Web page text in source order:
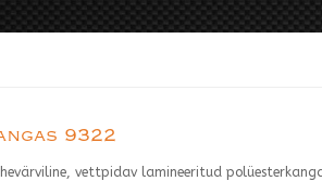
9322
vettpidav lamineeritud